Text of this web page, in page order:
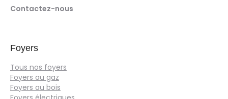
Contactez-nous
Foyers
Tous nos foyers
Foyers au gaz
Foyers au bois